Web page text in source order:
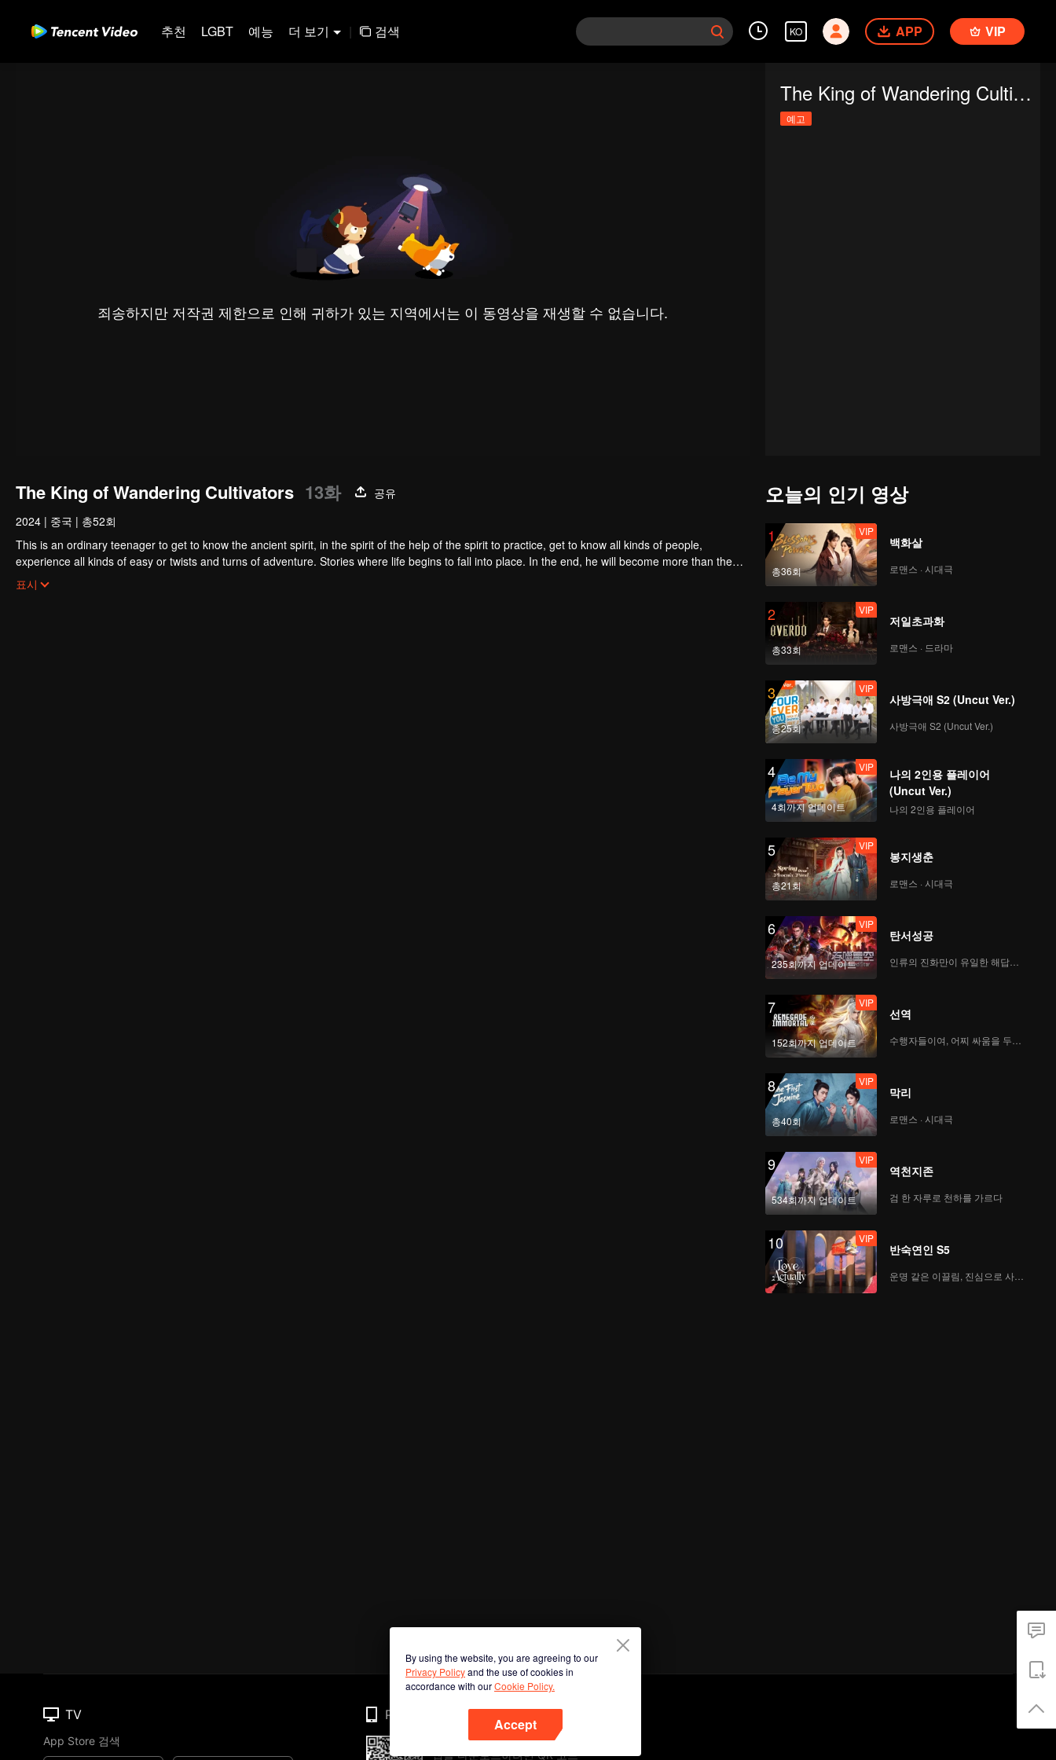
추천 LGBT 예능 더 보기 | 검색 KO APP VIP
죄송하지만 저작권 제한으로 인해 귀하가 있는 지역에서는 이 동영상을 재생할 수 없습니다.
The King of Wandering Cultivators
예고
The King of Wandering Cultivators 13화
공유
2024 | 중국 | 총52회
This is an ordinary teenager to get to know the ancient spirit, in the spirit of the help of the spirit to practice, get to know all kinds of people,
experience all kinds of easy or twists and turns of adventure. Stories where life begins to fall into place. In the end, he will become more than the
emperor, guarding the whole continent.
표시
오늘의 인기 영상
1
총36회
VIP
백화살
로맨스 · 시대극
2
총33회
VIP
저일초과화
로맨스 · 드라마
3
총25회
VIP
사방극애 S2 (Uncut Ver.)
사방극애 S2 (Uncut Ver.)
4
4회까지 업데이트
VIP
나의 2인용 플레이어
(Uncut Ver.)
나의 2인용 플레이어
5
총21회
VIP
봉지생춘
로맨스 · 시대극
6
235회까지 업데이트
VIP
탄서성공
인류의 진화만이 유일한 해답이다
7
152회까지 업데이트
VIP
선역
8
총40회
VIP
막리
로맨스 · 시대극
9
534회까지 업데이트
VIP
역천지존
검 한 자루로 천하를 가르다
10 VIP
반숙연인 S5
운명 같은 이끌림, 진심으로 사랑하다
By using the website, you are agreeing to our
Privacy Policyand the use of cookies in
accordance with ourCookie Policy.
Accept
TV
App Store 검색
Phone
앱을 다운로드하려면 QR 코드